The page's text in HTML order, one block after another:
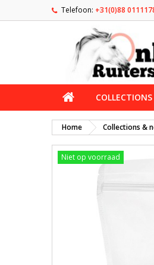
Telefoon: +31(0)88
Home Collections &
Niet op voorraad